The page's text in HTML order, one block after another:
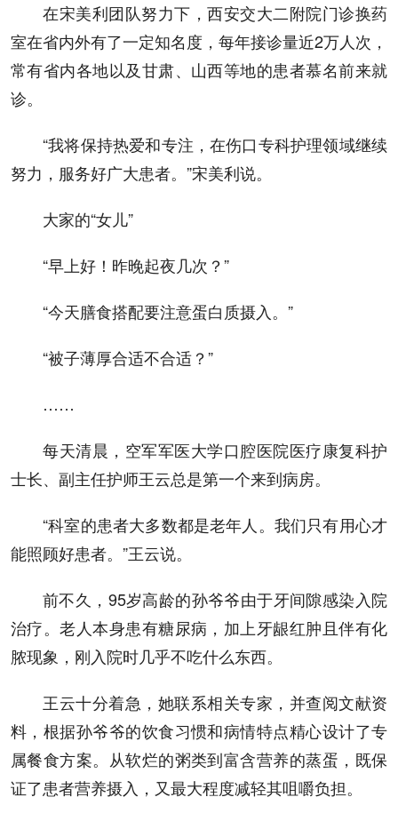
在宋美利团队努力下，西安交大二附院门诊换药
室在省内外有了一定知名度，每年接诊量近2万人次，
常有省内各地以及甘肃、山西等地的患者慕名前来就
诊。
“我将保持热爱和专注，在伤口专科护理领域继续
努力，服务好广大患者。”宋美利说。
大家的“女儿”
“早上好！昨晚起夜几次？”
“今天膳食搭配要注意蛋白质摄入。”
“被子薄厚合适不合适？”
……
每天清晨，空军军医大学口腔医院医疗康复科护
士长、副主任护师王云总是第一个来到病房。
“科室的患者大多数都是老年人。我们只有用心才
能照顾好患者。”王云说。
前不久，95岁高龄的孙爷爷由于牙间隙感染入院
治疗。老人本身患有糖尿病，加上牙龈红肿且伴有化
脓现象，刚入院时几乎不吃什么东西。
王云十分着急，她联系相关专家，并查阅文献资
料，根据孙爷爷的饮食习惯和病情特点精心设计了专
属餐食方案。从软烂的粥类到富含营养的蒸蛋，既保
证了患者营养摄入，又最大程度减轻其咀嚼负担。